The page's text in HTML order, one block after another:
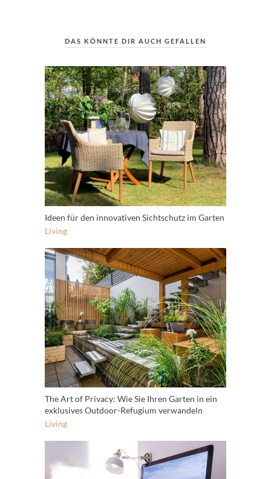
DAS KÖNNTE DIR AUCH GEFALLEN
Ideen für den innovativen Sichtschutz im Garten
Living
The Art of Privacy: Wie Sie Ihren Garten in ein
exklusives Outdoor-Refugium verwandeln
Living